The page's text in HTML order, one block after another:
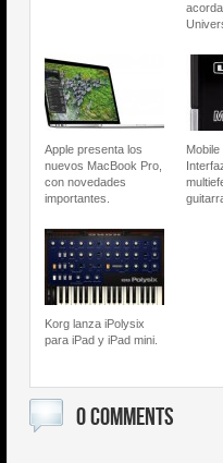
Apple presenta los
nuevos MacBook Pro,
con novedades
importantes.
Mobile
Korg lanza iPolysix
para iPad y iPad mini.
0 COMMENTS